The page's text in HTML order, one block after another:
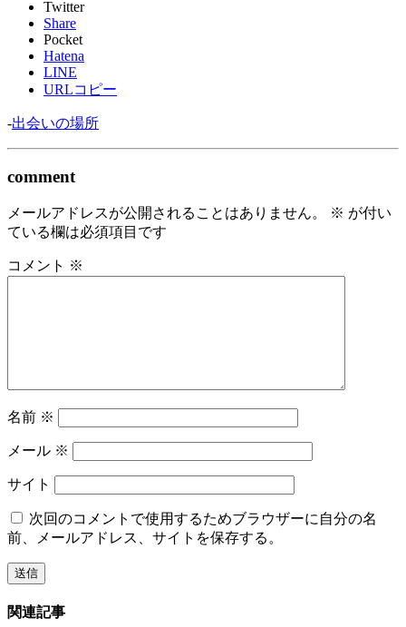
Twitter
Share
Pocket
Hatena
LINE
URLコピー
-出会いの場所
comment
メールアドレスが公開されることはありません。 ※ が付い
ている欄は必須項目です
コメント ※
名前 ※
メール ※
サイト
次回のコメントで使用するためブラウザーに自分の名
前、メールアドレス、サイトを保存する。
関連記事